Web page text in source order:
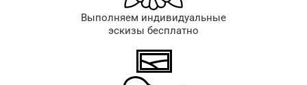
Выполняем индивидуальные
эскизы бесплатно